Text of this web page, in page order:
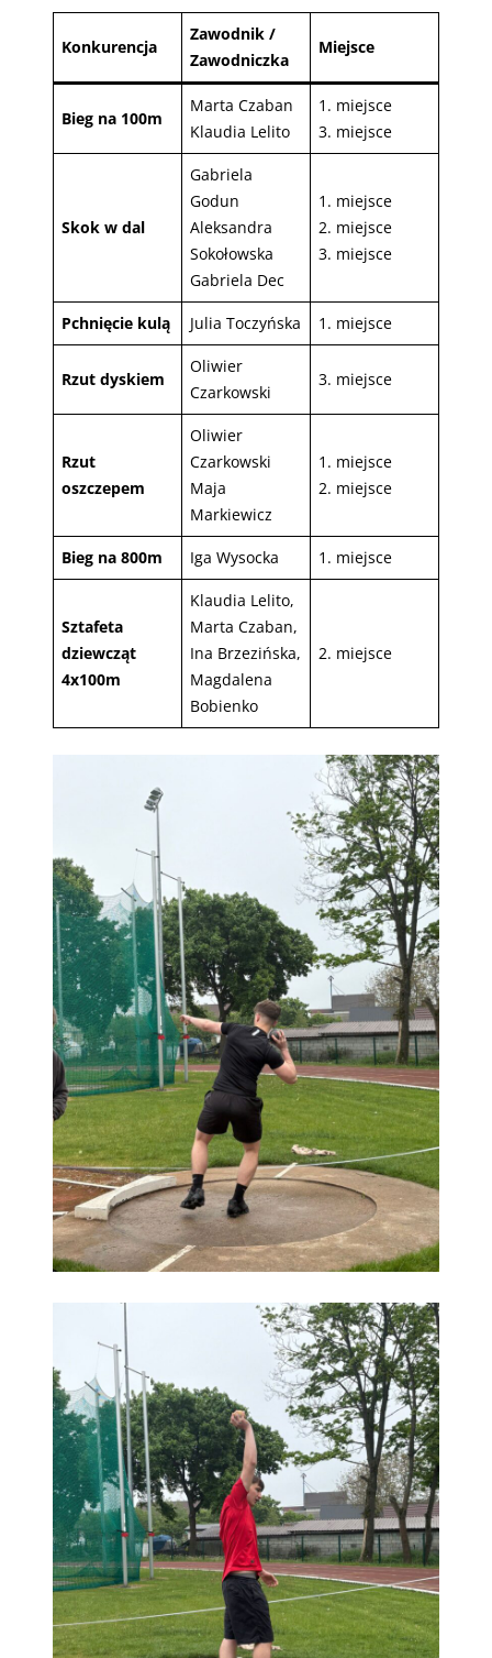
Konkurencja
Zawodnik /
Zawodniczka
Miejsce
Bieg na 100m
Marta Czaban
Klaudia Lelito
1. miejsce
3. miejsce
Skok w dal
Gabriela
Godun
Aleksandra
Sokołowska
Gabriela Dec
1. miejsce
2. miejsce
3. miejsce
Pchnięcie kulą Julia Toczyńska 1. miejsce
Rzut dyskiem
Oliwier
Czarkowski
3. miejsce
Rzut
oszczepem
Oliwier
Czarkowski
Maja
Markiewicz
1. miejsce
2. miejsce
Bieg na 800m Iga Wysocka 1. miejsce
Sztafeta
dziewcząt
4x100m
Klaudia Lelito,
Marta Czaban,
Ina Brzezińska,
Magdalena
Bobienko
2. miejsce